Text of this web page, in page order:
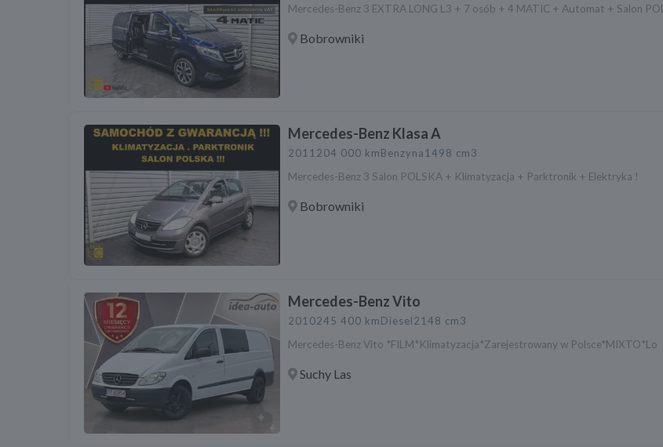
Mercedes-Benz 3 EXTRA LONG L3 + 7 osób + 4 MATIC + Automat + Salon POL
Bobrowniki
Mercedes-Benz Klasa A
2011 204 000 kmBenzyna1498 cm3
Mercedes-Benz 3 Salon POLSKA + Klimatyzacja + Parktronik + Elektryka !
Bobrowniki
Mercedes-Benz Vito
2010245 400 kmDiesel2148 cm3
Mercedes-Benz Vito *FILM*Klimatyzacja*Zarejestrowany w Polsce*MIXTO*Lo
Suchy Las